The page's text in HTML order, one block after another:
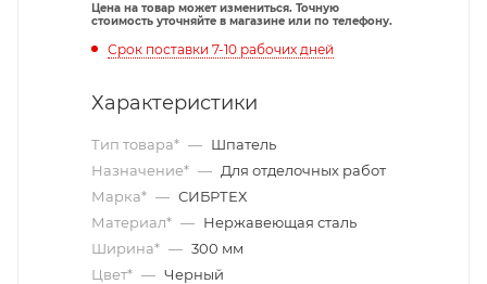
Цена на товар может измениться. Точную
стоимость уточняйте в магазине или по телефону.
Срок поставки 7-10 рабочих дней
Характеристики
Тип товара* — Шпатель
Назначение* — Для отделочных работ
Марка* — СИБРТЕХ
Материал* — Нержавеющая сталь
Ширина* — 300 мм
Цвет* — Черный